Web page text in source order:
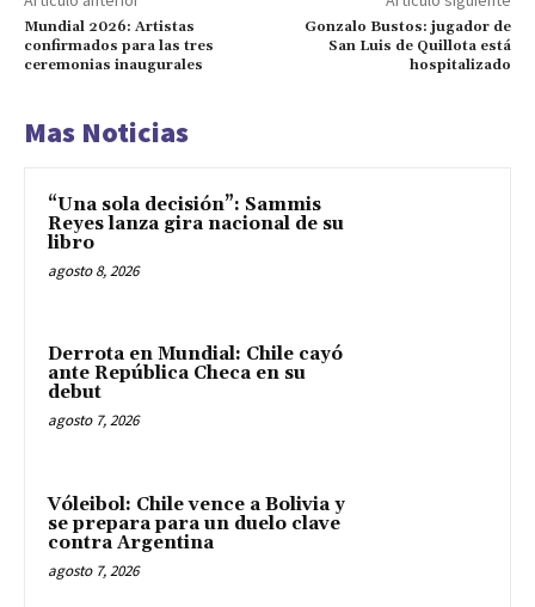
Mundial 2026: Artistas
confirmados para las tres
ceremonias inaugurales
Gonzalo Bustos: jugador de
San Luis de Quillota está
hospitalizado
Mas Noticias
“Una sola decisión”: Sammis
Reyes lanza gira nacional de su
libro
agosto 8, 2026
Derrota en Mundial: Chile cayó
ante República Checa en su
debut
agosto 7, 2026
Vóleibol: Chile vence a Bolivia y
se prepara para un duelo clave
contra Argentina
agosto 7, 2026